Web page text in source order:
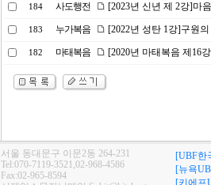
184 사도행전 [2023년 신년 제 2강]마
183 누가복음 [2022년 성탄 1강]구원
182 마태복음 [2020년 마태복음 제16
서울 동대문구 이문2동 264-231
Tel:070-7119-3521,02-968-4586
Fax:02-965-8594
[UBF한
[뉴욕
[키에프